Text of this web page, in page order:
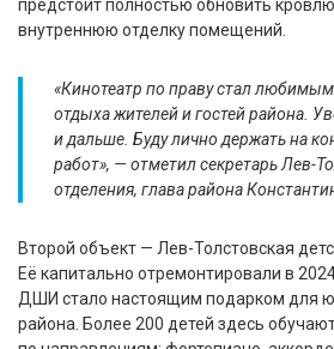
предстоит полностью обновить
внутреннюю отделку помещений.
«Кинотеатр по праву стал
отдыха жителей и гостей района.
и дальше. Буду лично держать на
работ», — отметил секретарь Лев-
отделения, глава района
Второй объект — Лев-Толстовская
Её капитально отремонтировали в
ДШИ стало настоящим подарком для
района. Более 200 детей здесь